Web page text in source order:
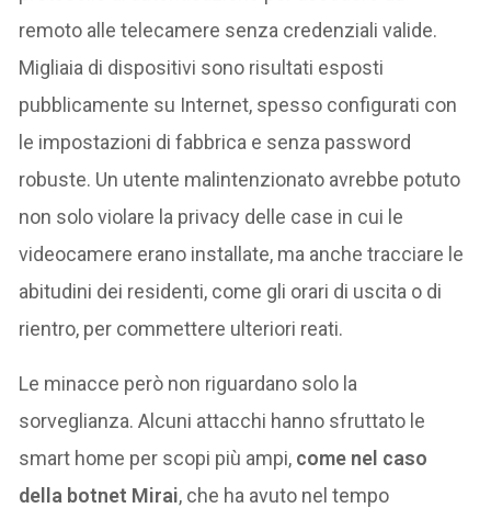
remoto alle telecamere senza credenziali valide.
Migliaia di dispositivi sono risultati esposti
pubblicamente su Internet, spesso configurati con
le impostazioni di fabbrica e senza password
robuste. Un utente malintenzionato avrebbe potuto
non solo violare la privacy delle case in cui le
videocamere erano installate, ma anche tracciare le
abitudini dei residenti, come gli orari di uscita o di
rientro, per commettere ulteriori reati.
Le minacce però non riguardano solo la
sorveglianza. Alcuni attacchi hanno sfruttato le
smart home per scopi più ampi, come nel caso
della botnet Mirai, che ha avuto nel tempo